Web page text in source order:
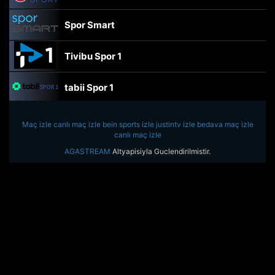
Spor Smart
Tivibu Spor 1
tabii Spor 1
TRT Spor
beIN Sports Haber
Maç izle canlı maç izle bein sports izle justintv izle bedava maç izle
canlı maç izle
AGASTREAM Altyapisiyla Guclendirilmistir.